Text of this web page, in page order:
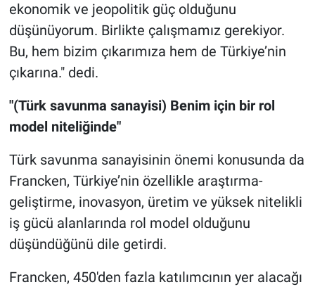
ekonomik ve jeopolitik güç olduğunu
düşünüyorum. Birlikte çalışmamız gerekiyor.
Bu, hem bizim çıkarımıza hem de Türkiye’nin
çıkarına." dedi.
"(Türk savunma sanayisi) Benim için bir rol
model niteliğinde"
Türk savunma sanayisinin önemi konusunda da
Francken, Türkiye’nin özellikle araştırma-
geliştirme, inovasyon, üretim ve yüksek nitelikli
iş gücü alanlarında rol model olduğunu
düşündüğünü dile getirdi.
Francken, 450'den fazla katılımcının yer alacağı